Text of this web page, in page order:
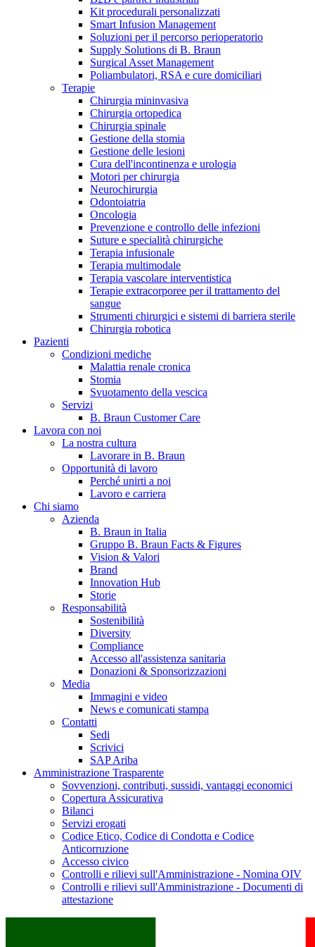
Catalogo prodotti
Trova il prodotto che stai cercando. Visita il catalogo B.
Braun con il nostro portfolio completo.
Hai domande o richieste? Scrivici per entrare subito in
contatto con un nostro referente.
B. Braun in Italia
Scopri chi siamo ed entra nel mondo di B. Braun in Italia: 4
sedi, 4 aziende, più di 700 dipendenti e un Centro di
Eccellenza a livello globale.
Kit procedurali personalizzati
Smart Infusion Management
Soluzioni per il percorso perioperatorio
Supply Solutions di B. Braun
Surgical Asset Management
Poliambulatori, RSA e cure domiciliari
Terapie
Chirurgia mininvasiva
Chirurgia ortopedica
Chirurgia spinale
Gestione della stomia
Gestione delle lesioni
Cura dell'incontinenza e urologia
Motori per chirurgia
Neurochirurgia
Odontoiatria
Oncologia
Prevenzione e controllo delle infezioni
Suture e specialità chirurgiche
Terapia infusionale
Terapia multimodale
Terapia vascolare interventistica
Terapie extracorporee per il trattamento del
sangue
Strumenti chirurgici e sistemi di barriera sterile
Chirurgia robotica
Pazienti
Condizioni mediche
Malattia renale cronica
Stomia
Svuotamento della vescica
Servizi
B. Braun Customer Care
Lavora con noi
La nostra cultura
Lavorare in B. Braun
Opportunità di lavoro
Perché unirti a noi
Lavoro e carriera
Chi siamo
Azienda
B. Braun in Italia
Gruppo B. Braun Facts & Figures
Vision & Valori
Brand
Innovation Hub
Storie
Responsabilità
Sostenibilità
Diversity
Compliance
Accesso all'assistenza sanitaria
Donazioni & Sponsorizzazioni
Media
Immagini e video
News e comunicati stampa
Contatti
Sedi
Scrivici
SAP Ariba
Amministrazione Trasparente
Sovvenzioni, contributi, sussidi, vantaggi economici
Copertura Assicurativa
Bilanci
Servizi erogati
Codice Etico, Codice di Condotta e Codice
Anticorruzione
Accesso civico
Controlli e rilievi sull'Amministrazione - Nomina OIV
Controlli e rilievi sull'Amministrazione - Documenti di
attestazione